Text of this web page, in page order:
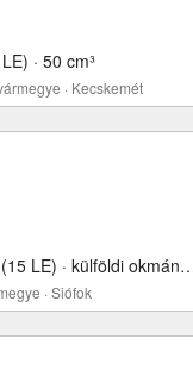
· 50 cm³
· Kecskemét
2018 · 10.500 km · 11 kW (15 LE) ·
· Siófok